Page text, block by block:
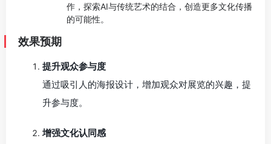
作，探索AI与传统艺术的结合，创造更多文化传播
的可能性。
效果预期
提升观众参与度
通过吸引人的海报设计，增加观众对展览的兴趣，提
升参与度。
增强文化认同感